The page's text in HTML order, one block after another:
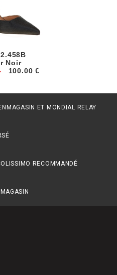
Noir
100.00 €
MAGASIN ET MONDIAL RELAY
RECOMMANDÉ